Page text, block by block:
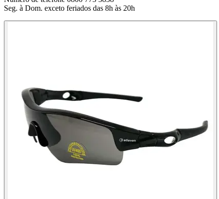
Seg. à Dom. exceto feriados das 8h às 20h